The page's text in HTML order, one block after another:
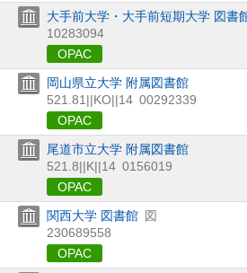
大手前大学・大手前短期大学 図書
10283094
OPAC
岡山県立大学 附属図書館
521.81||KO||14 00292339
OPAC
尾道市立大学 附属図書館
521.8||K||14 0156019
OPAC
関西大学 図書館 図
230689558
OPAC